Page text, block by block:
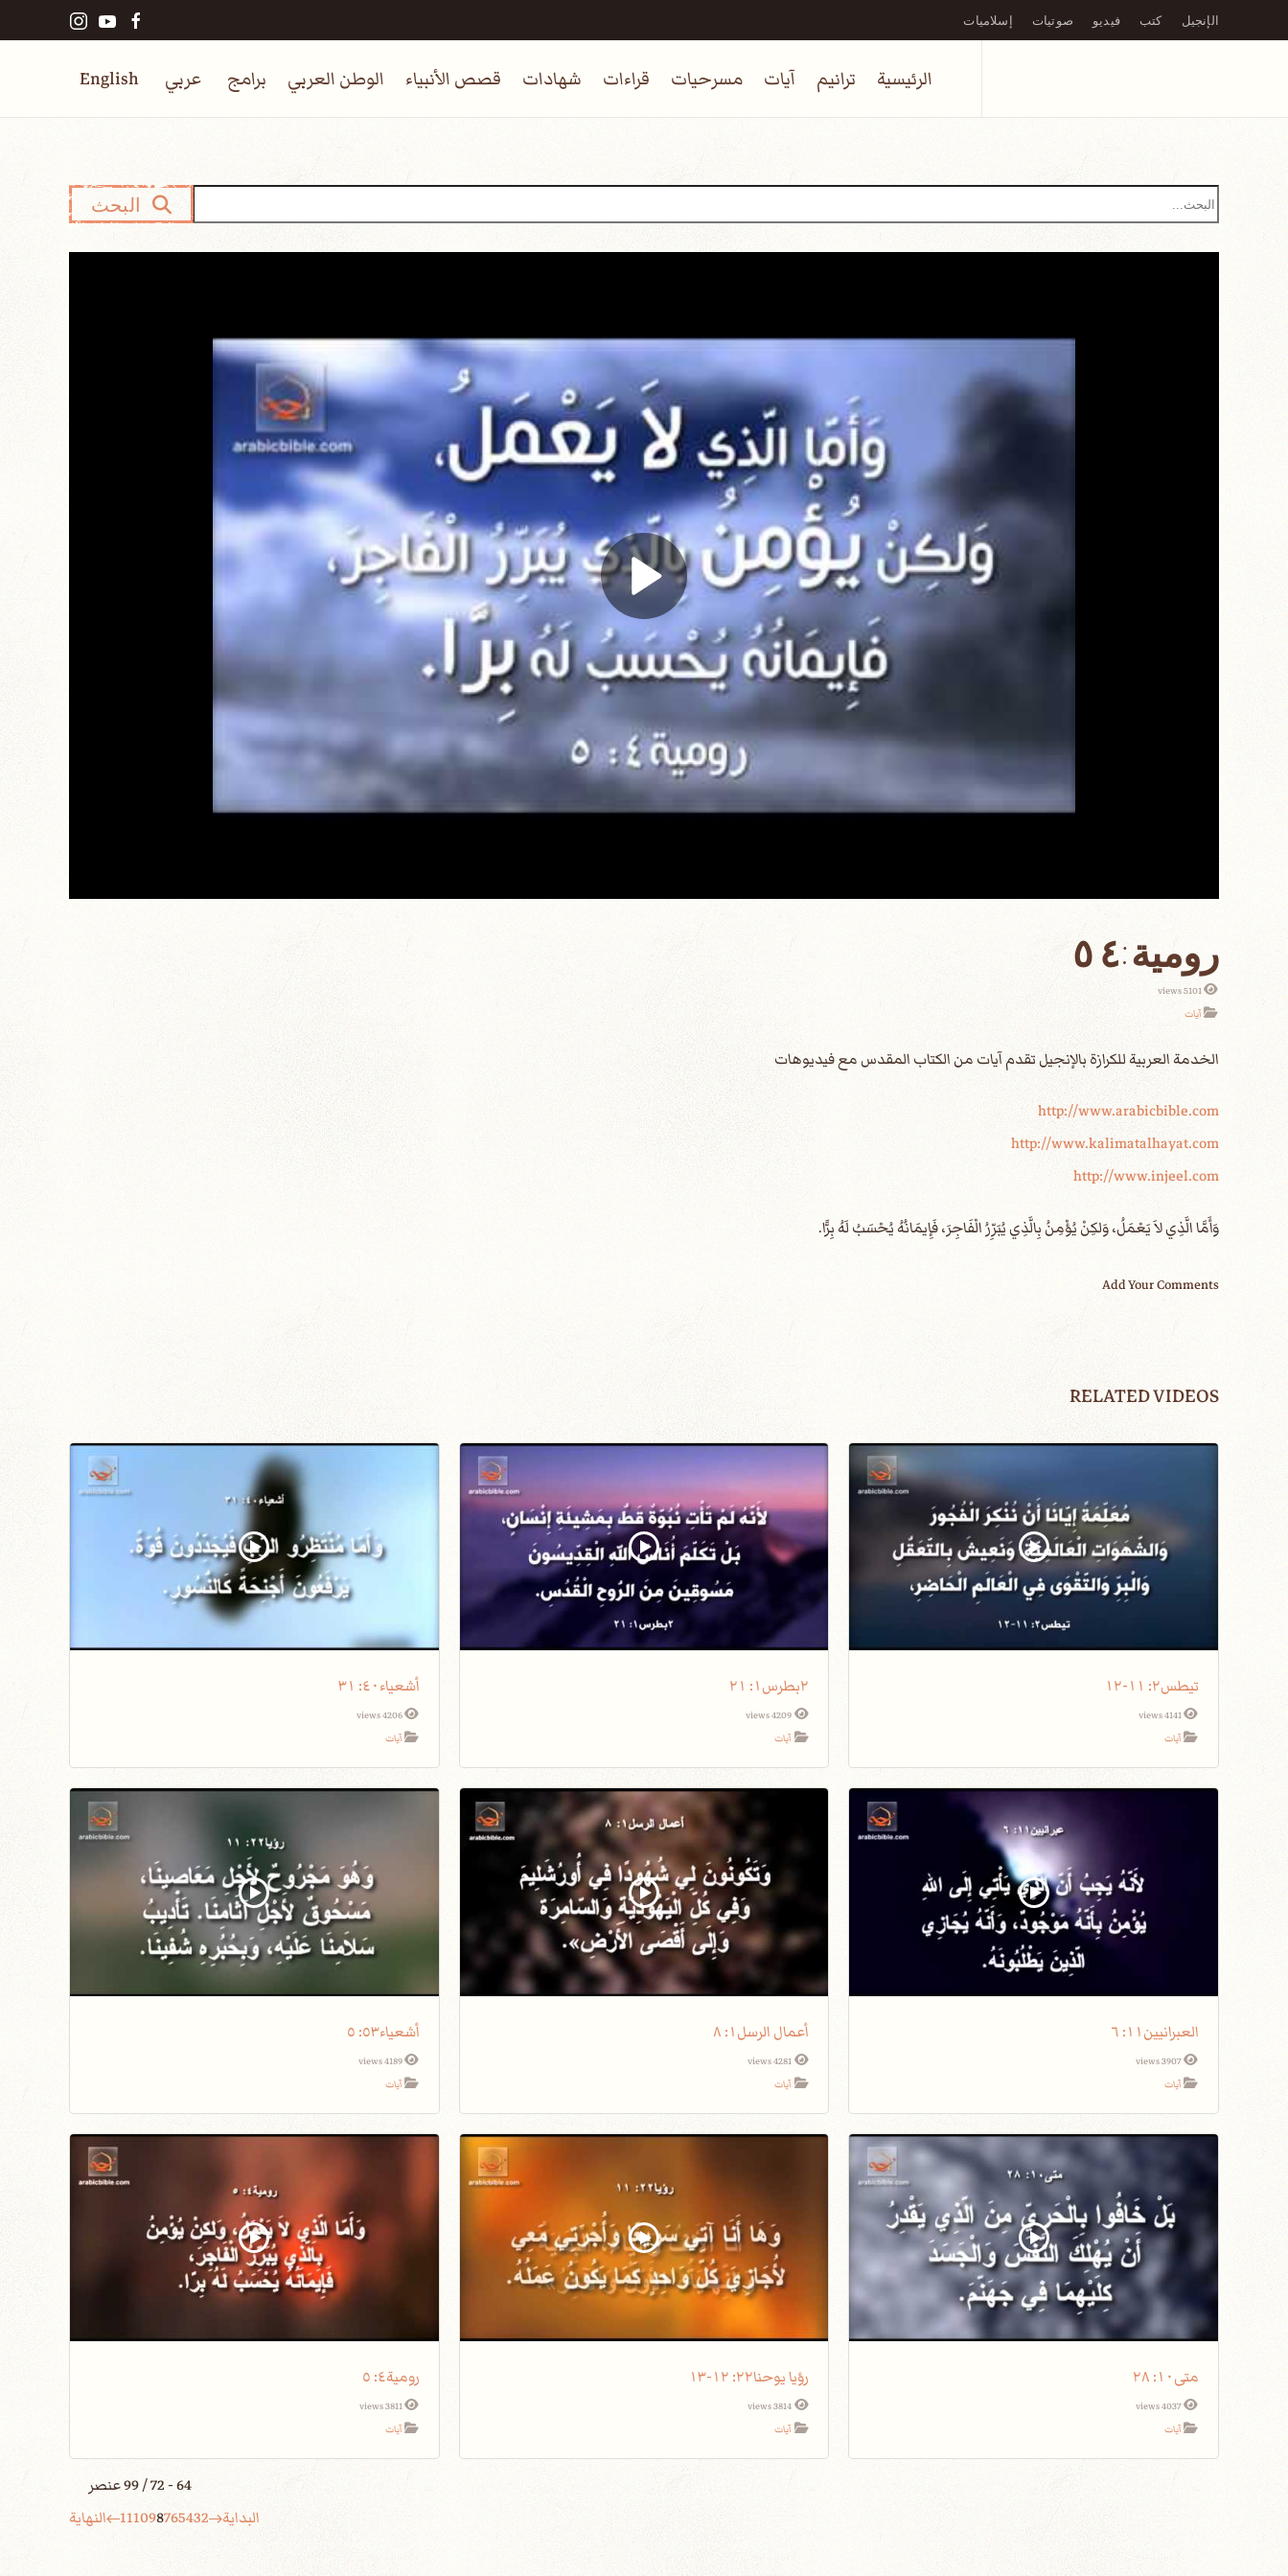
Skip to main content
الإنجيل كتب فيديو صوتيات إسلاميات
الرئيسية ترانيم آيات مسرحيات قراءات شهادات قصص الأنبياء الوطن العربي برامج عربي English
البحث
5101 views
آيات
الخدمة العربية للكرازة بالإنجيل تقدم آيات من الكتاب المقدس مع فيديوهات
http://www.arabicbible.com
http://www.kalimatalhayat.com
http://www.injeel.com
Add Your Comments
RELATED VIDEOS
تيطس٢: ١١-١٢
4141 views
آيات
٢بطرس١: ٢١
آيات
أشعياء٤٠: ٣١
4206 views
آيات
العبرانيين١١: ٦
3907 views
آيات
أعمال الرسل١: ٨
آيات
أشعياء٥٣: ٥
4189 views
آيات
متى١٠: ٢٨
4037 views
آيات
رؤيا يوحنا٢٢: ١٢-١٣
آيات
رومية٤: ٥
3811 views
آيات
64 - 72 / 99 عنصر
البداية
2
3
4
5
6
7
8
9
10
11 النهاية